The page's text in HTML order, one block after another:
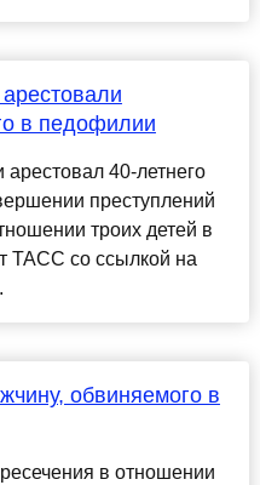
в педофилии
40-летнего
преступлений
троих детей в
ТАСС со ссылкой на
обвиняемого в
в отношении